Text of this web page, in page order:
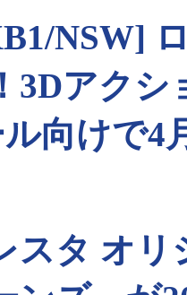
NSW]
3Dアクシ
向けで4
スタ オ